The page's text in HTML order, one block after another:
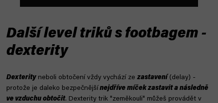
Další level triků s footbagem -
dexterity
Dexterityneboli obtočení vždy vychází zezastavení (delay) -
protože je daleko bezpečnější nejdříve míček zastavit a následně
ve vzduchu obtočit. Dexterity trik "zeměkouli" můžeš provádět v